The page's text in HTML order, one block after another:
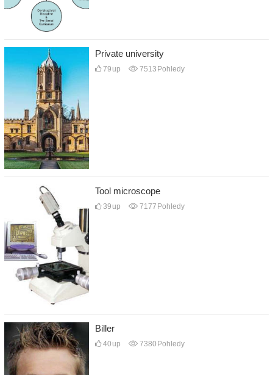
Private university
79 up 7513 Pohledy
Tool microscope
39 up 7177 Pohledy
Biller
40 up 7380 Pohledy